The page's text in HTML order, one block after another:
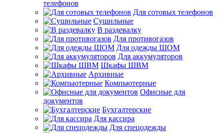
телефонов
Для сотовых телефонов
Сушильные
В раздевалку
Для противогазов
Для одежды ШОМ
Для аккумуляторов
Шкафы ШВМ
Архивные
Компьютерные
Офисные для
документов
Бухгалтерские
Для кассира
Для спецодежды